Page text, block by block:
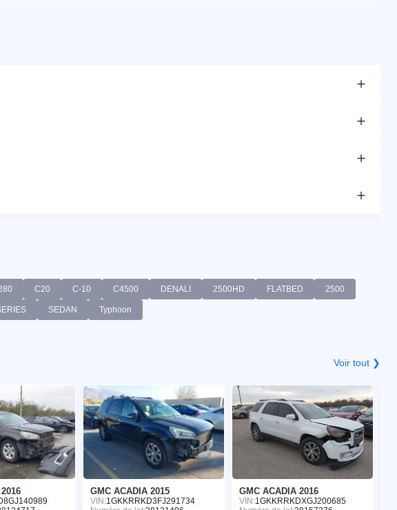
C20 C-10 C4500 DENALI 2500HD FLATBED 2500
SEDAN Typhoon
Voir tout ❯
GMC ACADIA 2015
VIN:1GKKRRKD3FJ291734
GMC ACADIA 2016
VIN:1GKKRRKDXGJ200685